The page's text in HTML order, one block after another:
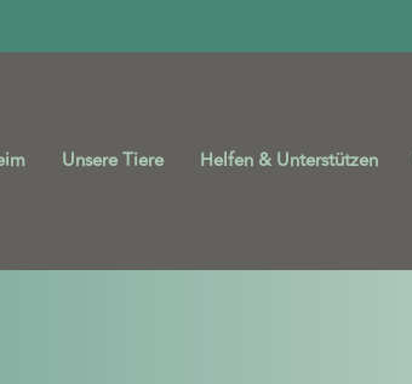
Unsere Tiere Helfen & Unterstützen